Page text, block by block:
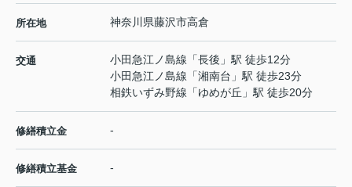
所在地 神奈川県藤沢市高倉
交通 小田急江ノ島線 「長後 」駅 徒歩12分
小田急江ノ島線 「湘南台 」駅 徒歩23分
相鉄いずみ野線 「ゆめが丘 」駅 徒歩20分
修繕積立金 -
修繕積立基金 -